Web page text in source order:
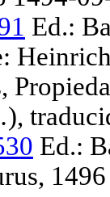
Ed.:
Ed.: